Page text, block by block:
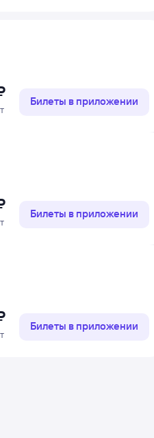
Билеты в приложении
Билеты в приложении
Билеты в приложении